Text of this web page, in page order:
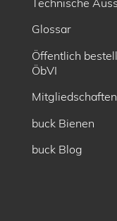
Glossar
Öffentlich
ÖbVI
Mitgliedschaften
buck Bienen
buck Blog